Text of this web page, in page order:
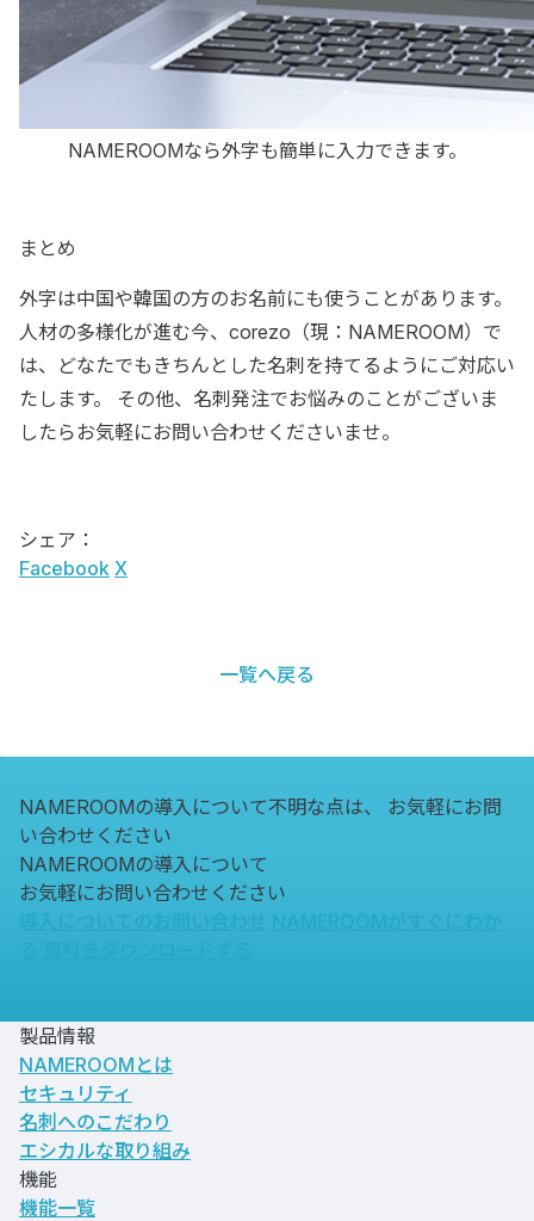
NAMEROOMなら外字も簡単に入力できます。
まとめ
外字は中国や韓国の方のお名前にも使うことがあります。
人材の多様化が進む今、corezo（現：NAMEROOM）で
は、どなたでもきちんとした名刺を持てるようにご対応い
たします。 その他、名刺発注でお悩みのことがございま
したらお気軽にお問い合わせくださいませ。
シェア：
Facebook X
一覧へ戻る
NAMEROOMの導入について不明な点は、
お気軽にお問
い合わせください
NAMEROOMの導入について
お気軽にお問い合わせください
製品情報
NAMEROOMとは
セキュリティ
名刺へのこだわり
エシカルな取り組み
機能
機能一覧